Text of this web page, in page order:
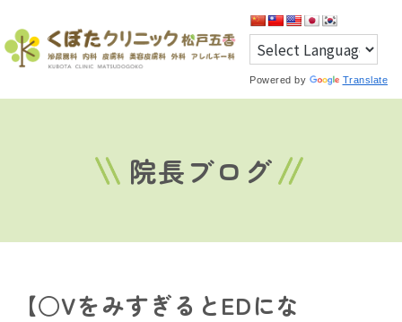
Powered by Translate
院長ブログ
【○VをみすぎるとEDにな